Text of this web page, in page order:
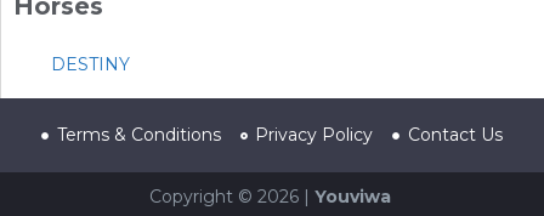
Horses
DESTINY
Terms & Conditions Privacy Policy Contact Us
Copyright © 2026 | Youviwa